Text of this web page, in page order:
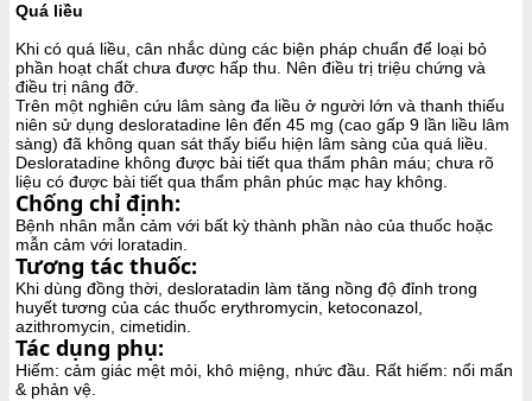
Quá liều
Khi có quá liều, cân nhắc dùng các biện pháp chuẩn để loại bỏ
phần hoạt chất chưa được hấp thu. Nên điều trị triệu chứng và
điều trị nâng đỡ.
Trên một nghiên cứu lâm sàng đa liều ở người lớn và thanh thiếu
niên sử dụng desloratadine lên đến 45 mg (cao gấp 9 lần liều lâm
sàng) đã không quan sát thấy biểu hiện lâm sàng của quá liều.
Desloratadine không được bài tiết qua thẩm phân máu; chưa rõ
liệu có được bài tiết qua thẩm phân phúc mạc hay không.
Chống chỉ định:
Bệnh nhân mẫn cảm với bất kỳ thành phần nào của thuốc hoặc
mẫn cảm với loratadin.
Tương tác thuốc:
Khi dùng đồng thời, desloratadin làm tăng nồng độ đỉnh trong
huyết tương của các thuốc erythromycin, ketoconazol,
azithromycin, cimetidin.
Tác dụng phụ:
Hiếm: cảm giác mệt mỏi, khô miệng, nhức đầu. Rất hiếm: nổi mẩn
& phản vệ.